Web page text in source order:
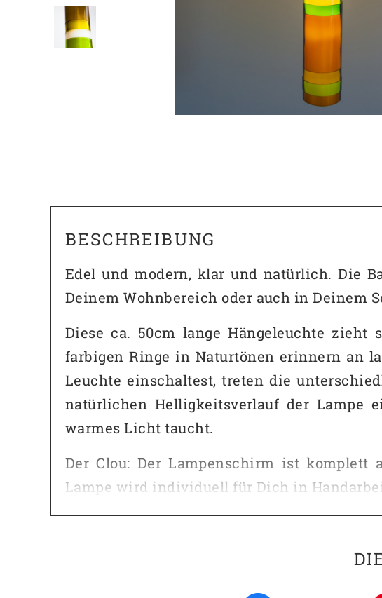
BESCHREIBUNG
Edel und modern, klar und natürlich. Die
Deinem Wohnbereich oder auch in Deinem
Diese ca. 50cm lange Hängeleuchte
farbigen Ringe in Naturtönen erinnern an
Leuchte einschaltest, treten die
natürlichen Helligkeitsverlauf der Lampe
warmes Licht taucht.
Der Clou: Der Lampenschirm ist komplett
Lampe wird individuell für Dich in
Hier der Ablauf: Wir setzen uns nach
Vorschlag für Dich, den wir mit Dir